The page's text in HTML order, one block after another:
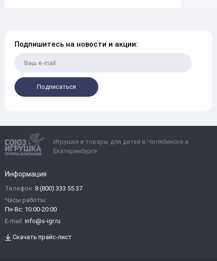
Подпишитесь на новости и акции:
Подписаться
Игрушки и товары для детей в Челябинске и
Екатеринбурге
Информация
Телефон: 8 (800) 333 55 37
Часы работы:
Пн-Вс: 10:00-20:00
E-mail: info@s-igr.ru
Скачать прайс-лист